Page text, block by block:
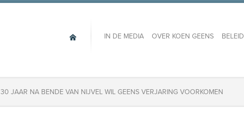
IN DE MEDIA OVER KOEN GEENS BELEID
30 JAAR NA BENDE VAN NIJVEL WIL GEENS VERJARING VOORKOMEN